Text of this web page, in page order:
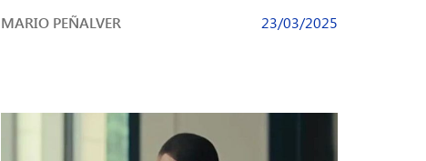
[…]
MARIO PEÑALVER 23/03/2025